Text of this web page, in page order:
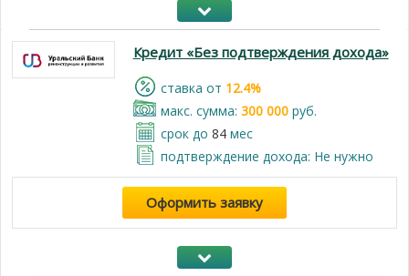
Кредит «Без подтверждения дохода»
cтавка от 12.4%
макс. сумма: 300 000руб.
срок до 84мес
подтверждение дохода: Не нужно
Оформить заявку